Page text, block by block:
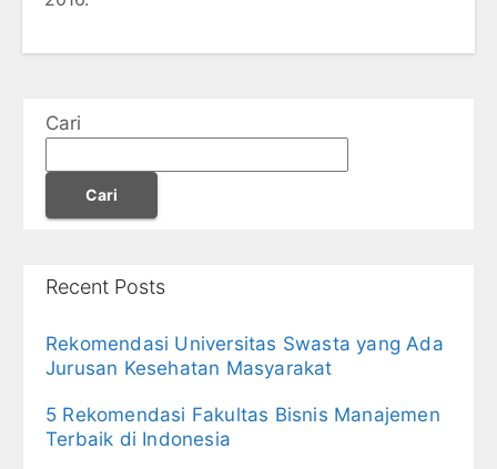
Cari
Cari
Recent Posts
Rekomendasi Universitas Swasta yang Ada
Jurusan Kesehatan Masyarakat
5 Rekomendasi Fakultas Bisnis Manajemen
Terbaik di Indonesia